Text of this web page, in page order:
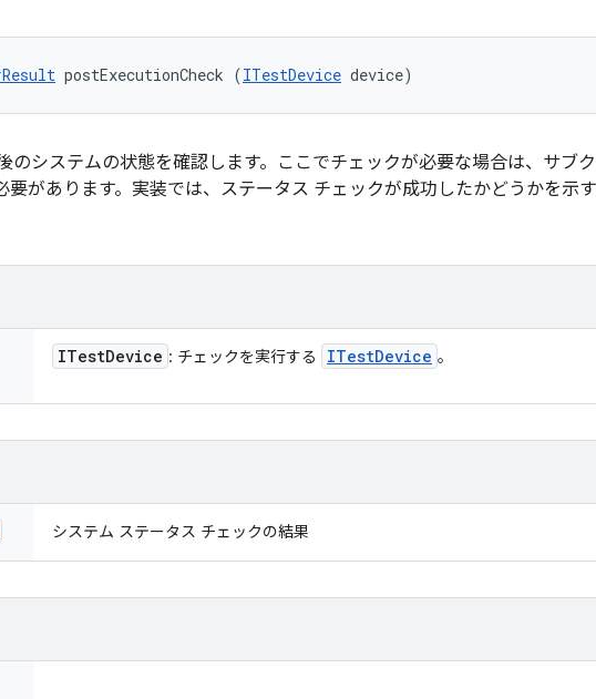
postExecutionCheck (ITestDevice device)
のシステムの状態を確認します。ここでチェックが必要な場合は、サブ
要があります。実装では、ステータス チェックが成功したかどうかを示す
ITestDevice : チェックを実行する ITestDevice 。
システム ステータス チェックの結果